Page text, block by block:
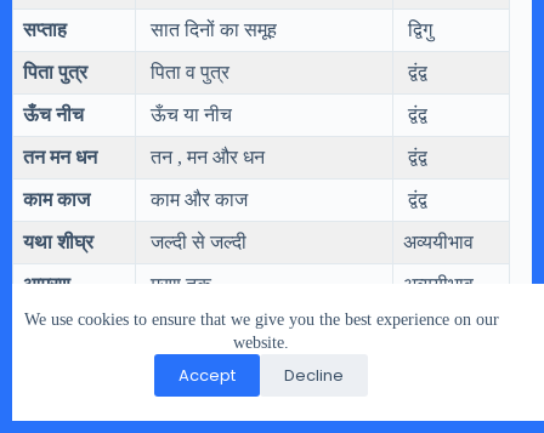
We use cookies to ensure that we give you the best experience on our
website.
Accept Decline
सप्ताह सात दिनों का समूह द्विगु
पिता पुत्र पिता व पुत्र द्वंद्व
ऊँच नीच ऊँच या नीच द्वंद्व
तन मन धन तन , मन और धन द्वंद्व
काम काज काम और काज द्वंद्व
यथा शीघ्र जल्दी से जल्दी अव्ययीभाव
आमरण मरण तक अव्ययीभाव
हर रोज प्रत्येक दिन अव्ययीभाव
दश है आनन जिसके वह